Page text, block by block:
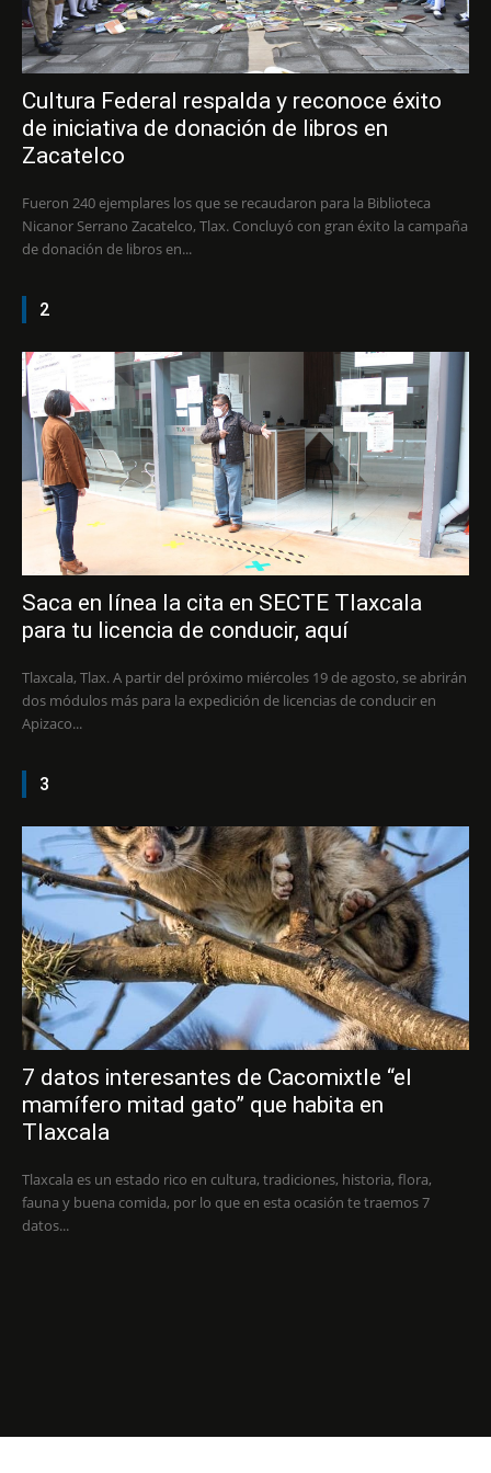
Cultura Federal respalda y reconoce éxito
de iniciativa de donación de libros en
Zacatelco
Fueron 240 ejemplares los que se recaudaron para la Biblioteca
Nicanor Serrano Zacatelco, Tlax. Concluyó con gran éxito la campaña
de donación de libros en...
2
Saca en línea la cita en SECTE Tlaxcala
para tu licencia de conducir, aquí
Tlaxcala, Tlax. A partir del próximo miércoles 19 de agosto, se abrirán
dos módulos más para la expedición de licencias de conducir en
Apizaco...
3
7 datos interesantes de Cacomixtle “el
mamífero mitad gato” que habita en
Tlaxcala
Tlaxcala es un estado rico en cultura, tradiciones, historia, flora,
fauna y buena comida, por lo que en esta ocasión te traemos 7
datos...